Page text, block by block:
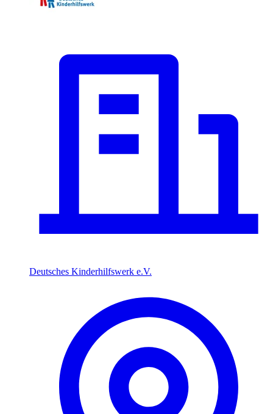
Deutsches Kinderhilfswerk e.V.